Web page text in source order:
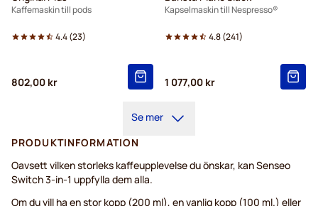
Kaffemaskin till pods
4.4(23)
802,00 kr
Kapselmaskin till Nespresso®
4.8(241)
1 077,00 kr
Se mer
PRODUKTINFORMATION
Oavsett vilken storleks kaffeupplevelse du önskar, kan Senseo
Switch 3-in-1 uppfylla dem alla.
Om du vill ha en stor kopp (200 ml), en vanlig kopp (100 ml.) eller